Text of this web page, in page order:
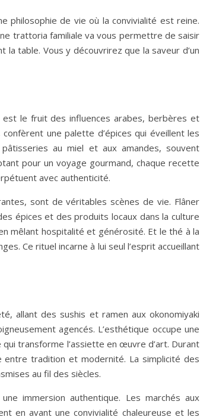
philosophie de vie où la convivialité est reine.
trattoria familiale va vous permettre de saisir
table. Vous y découvrirez que la saveur d’un
est le fruit des influences arabes, berbères et
une palette d’épices qui éveillent les
au miel et aux amandes, souvent
pour un voyage gourmand, chaque recette
avec authenticité.
sont de véritables scènes de vie. Flâner
épices et des produits locaux dans la culture
mêlant hospitalité et générosité. Et le thé à la
Ce rituel incarne à lui seul l’esprit accueillant
allant des sushis et ramen aux okonomiyaki
agencés. L’esthétique occupe une
transforme l’assiette en œuvre d’art. Durant
entre tradition et modernité. La simplicité des
au fil des siècles.
immersion authentique. Les marchés aux
en avant une convivialité chaleureuse et les